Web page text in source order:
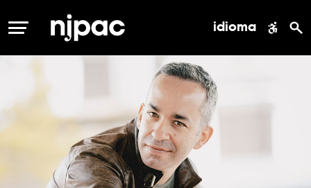
MENÚ idioma